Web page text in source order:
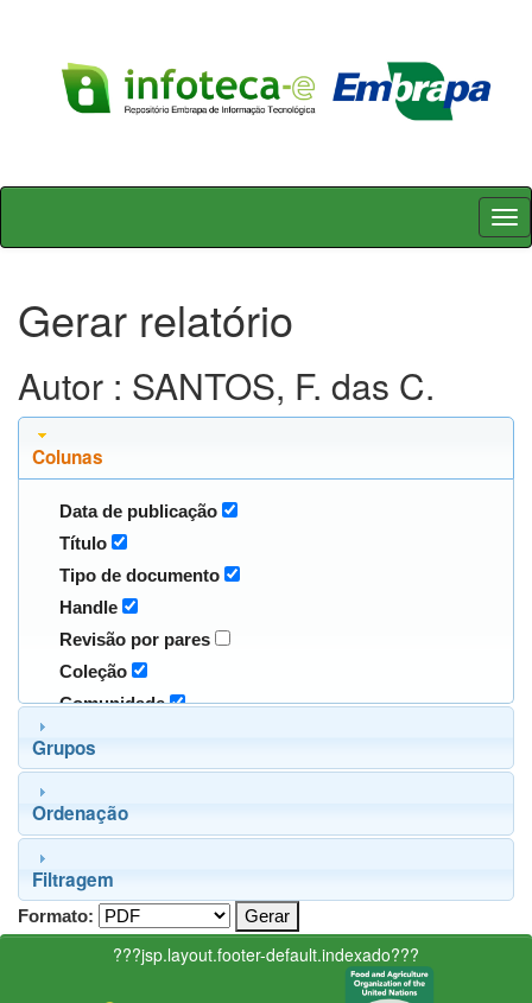
Skip
Gerar relatório
Autor : SANTOS, F. das C.
Colunas
Data de publicação
Título
Tipo de documento
Handle
Revisão por pares
Coleção
Comunidade
Grupos
Ordenação
Filtragem
Formato:
???jsp.layout.footer-default.indexado???